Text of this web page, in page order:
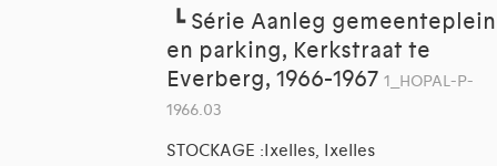
┗ Série Aanleg gemeenteplein
en parking, Kerkstraat te
Everberg, 1966-1967 1_HOPAL-P-
1966.03
STOCKAGE :Ixelles, Ixelles